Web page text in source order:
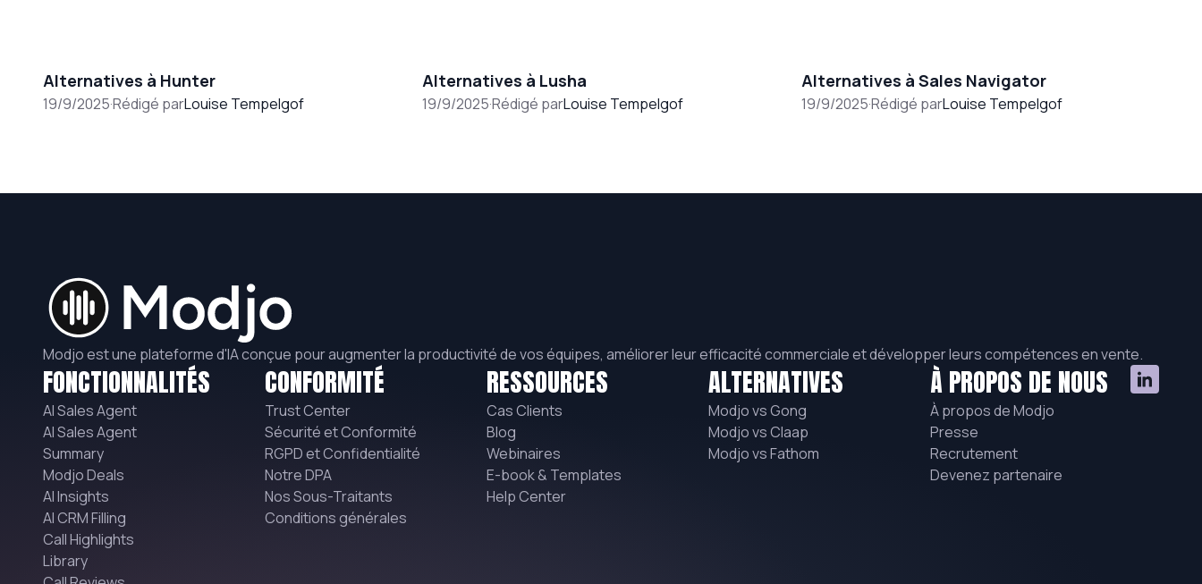
Alternatives à Hunter
19/9/2025·Rédigé parLouise Tempelgof
Alternatives à Lusha
19/9/2025·Rédigé parLouise Tempelgof
Alternatives à Sales Navigator
19/9/2025·Rédigé parLouise Tempelgof
Modjo est une plateforme d'IA conçue pour augmenter la productivité de vos équipes, améliorer leur efficacité commerciale et développer leurs compétences en vente.
FONCTIONNALITÉS
AI Sales Agent
AI Sales Agent
Summary
Modjo Deals
AI Insights
AI CRM Filling
Call Highlights
Library
CONFORMITÉ
Trust Center
Sécurité et Conformité
RGPD et Confidentialité
Notre DPA
Nos Sous-Traitants
Conditions générales
RESSOURCES
Cas Clients
Blog
Webinaires
E-book & Templates
Help Center
ALTERNATIVES
Modjo vs Gong
Modjo vs Claap
Modjo vs Fathom
À PROPOS DE NOUS
À propos de Modjo
Presse
Recrutement
Devenez partenaire